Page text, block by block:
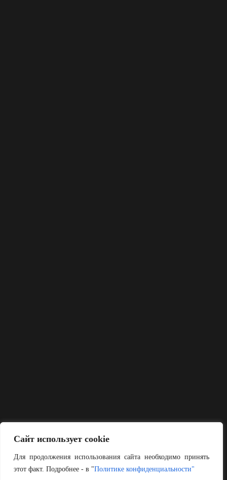
Сайт использует cookie
Для продолжения использования сайта необходимо принять
этот факт. Подробнее - в "Политике конфиденциальности"